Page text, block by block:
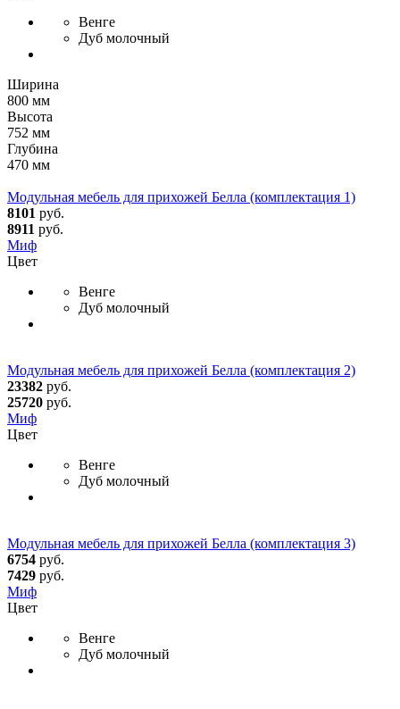
Венге
Дуб молочный
Ширина
800 мм
Высота
752 мм
Глубина
470 мм
Модульная мебель для прихожей Белла (комплектация 1)
8101 руб.
8911 руб.
Миф
Цвет
Венге
Дуб молочный
Модульная мебель для прихожей Белла (комплектация 2)
23382 руб.
25720 руб.
Миф
Цвет
Венге
Дуб молочный
Модульная мебель для прихожей Белла (комплектация 3)
6754 руб.
7429 руб.
Миф
Цвет
Венге
Дуб молочный